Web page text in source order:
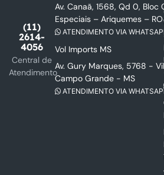
(11)
2614-
4056
Central de
Atendimento
Av. Canaã, 1568, Qd 0, Bloc
Especiais – Ariquemes – RO
ATENDIMENTO VIA
Vol Imports MS
Av. Gury Marques, 5768 -
Campo Grande - MS
ATENDIMENTO VIA